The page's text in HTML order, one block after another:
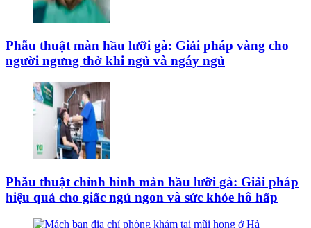
Phẫu thuật màn hầu lưỡi gà: Giải pháp vàng cho
người ngưng thở khi ngủ và ngáy ngủ
Phẫu thuật chỉnh hình màn hầu lưỡi gà: Giải pháp
hiệu quả cho giấc ngủ ngon và sức khỏe hô hấp